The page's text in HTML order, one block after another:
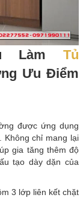
Làm Tủ
Ưu Điểm
được ứng dụng
Không chỉ mang lại
gia tăng thêm độ
tạo dày dặn của
3 lớp liên kết chặt